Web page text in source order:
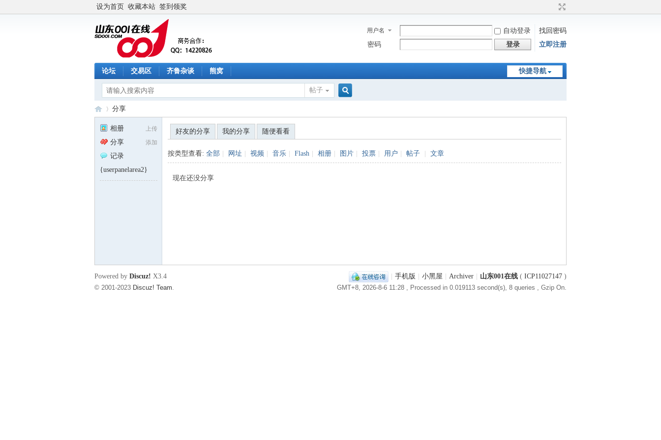
设为首页 收藏本站 签到领奖
用户名 自动登录
找回密码
密码
登录 立即注册
快捷导航
论坛 交易区 齐鲁杂谈 熊窝
帖子
分享
上传
相册
添加
分享
记录
{userpanelarea2}
好友的分享 我的分享 随便看看
按类型查看: 全部 网址 视频 音乐 Flash 相册 图片 投票 用户 帖子 文章
现在还没分享
手机版 小黑屋 Archiver 山东001在线 ( ICP11027147 )
GMT+8, 2026-8-6 11:28 , Processed in 0.019113 second(s), 8 queries , Gzip On.
Powered by Discuz! X3.4
© 2001-2023 Discuz! Team.